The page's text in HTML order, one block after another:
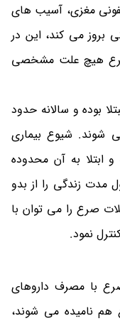
مغزی، آسیب های
بروز می کند، این در
صرع هیچ علت مشخصی
مبتلا بوده و سالانه حدود
می شوند. شیوع بیماری
ابتلا به آن محدوده
مدت زندگی را از بدو
صرع را می توان با
نمود.
به صرع با مصرف داروهای
نامیده می شوند،